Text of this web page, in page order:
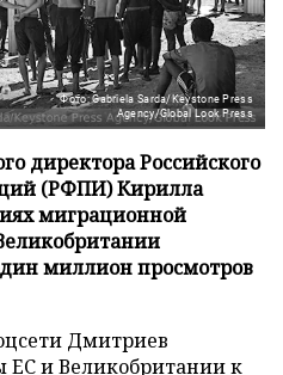
Фото: Gabriela Sarda/Keystone Press
Agency/Global Look Press
директора Российского
(РФПИ) Кирилла
миграционной
миллион просмотров
Дмитриев
ЕС и Великобритании к